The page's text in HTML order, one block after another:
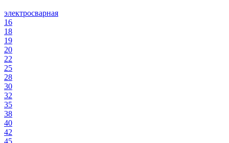
электросварная
16
18
19
20
22
25
28
30
32
35
38
40
42
45